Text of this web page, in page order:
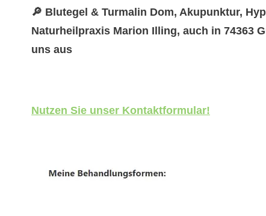
🔎 Blutegel & Turmalin Dom, Akupunktur,
Naturheilpraxis Marion Illing, auch in 74363
uns aus
Nutzen Sie unser Kontaktformular!